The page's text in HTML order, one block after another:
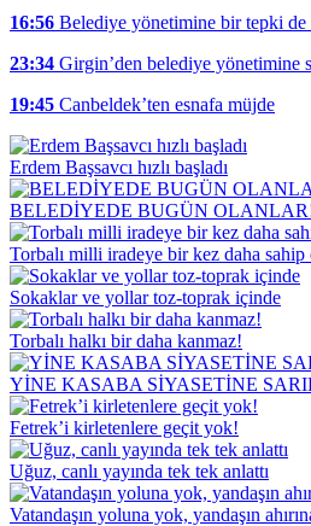
16:56 Belediye yönetimine bir tepki de
23:34 Girgin’den belediye yönetimine
19:45 Canbeldek’ten esnafa müjde
Erdem Başsavcı hızlı başladı
BELEDİYEDE BUGÜN
Torbalı milli iradeye bir kez daha sahip
Sokaklar ve yollar toz-toprak içinde
Torbalı halkı bir daha kanmaz!
YİNE KASABA SİYASETİNE
Fetrek’i kirletenlere geçit yok!
Uğuz, canlı yayında tek tek anlattı
Vatandaşın yoluna yok, yandaşın